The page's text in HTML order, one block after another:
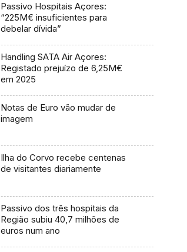
Passivo Hospitais Açores:
“225M€ insuficientes para
debelar dívida”
Handling SATA Air Açores:
Registado prejuízo de 6,25M€
em 2025
Notas de Euro vão mudar de
imagem
Ilha do Corvo recebe centenas
de visitantes diariamente
Passivo dos três hospitais da
Região subiu 40,7 milhões de
euros num ano